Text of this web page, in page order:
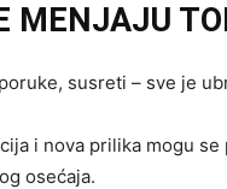
MENJAJU
susreti – sve je
i nova prilika mogu
osećaja.